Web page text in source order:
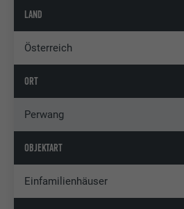
LAND
Österreich
ORT
Perwang
OBJEKTART
Einfamilienhäuser